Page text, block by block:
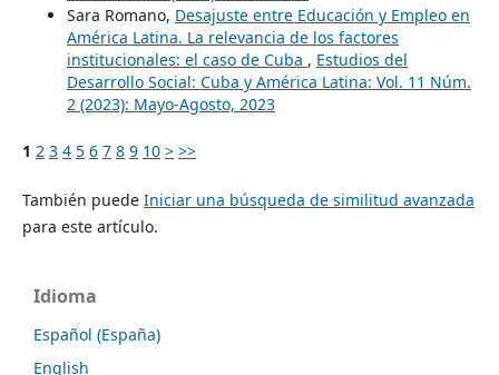
Sara Romano, Desajuste entre Educación y Empleo en
América Latina. La relevancia de los factores
institucionales: el caso de Cuba , Estudios del
Desarrollo Social: Cuba y América Latina: Vol. 11 Núm.
2 (2023): Mayo-Agosto, 2023
1 2 3 4 5 6 7 8 9 10 > >>
También puede Iniciar una búsqueda de similitud avanzada
para este artículo.
Idioma
Español (España)
English